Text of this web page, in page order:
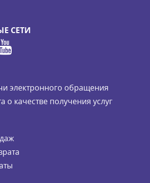
СЕТИ
электронного обращения
о качестве получения услуг